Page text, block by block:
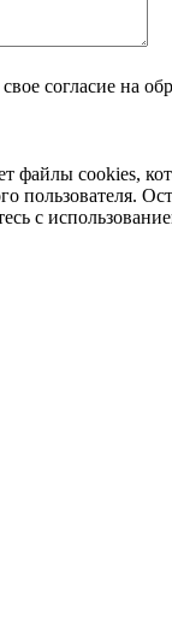
согласие на
файлы cookies,
пользователя.
с